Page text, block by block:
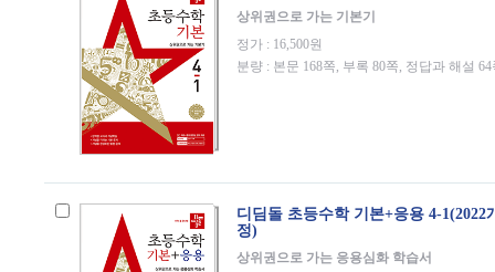
상위권으로 가는 기본기
정가 : 16,500원
분량 : 본문 168쪽, 부록 80쪽, 정답과 해설 64
디딤돌 초등수학 기본+응용 4-1(2022
정)
상위권으로 가는 응용심화 학습서